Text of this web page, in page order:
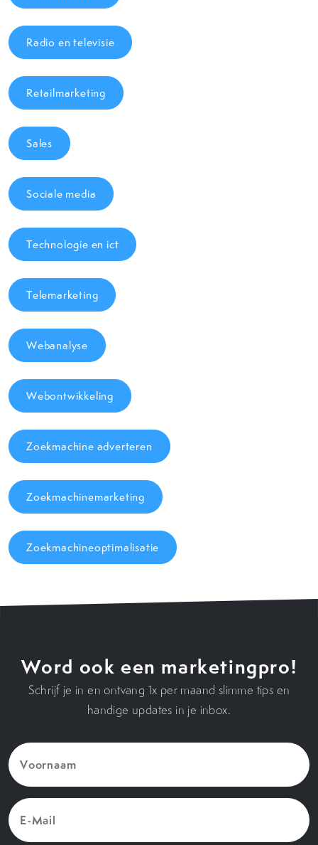
Radio en televisie
Retailmarketing
Sales
Sociale media
Technologie en ict
Telemarketing
Webanalyse
Webontwikkeling
Zoekmachine adverteren
Zoekmachinemarketing
Zoekmachineoptimalisatie
Word ook een marketingpro!
Schrijf je in en ontvang 1x per maand slimme tips en
handige updates in je inbox.
Voornaam
(Vereist)
E-
Mail
(Vereist)